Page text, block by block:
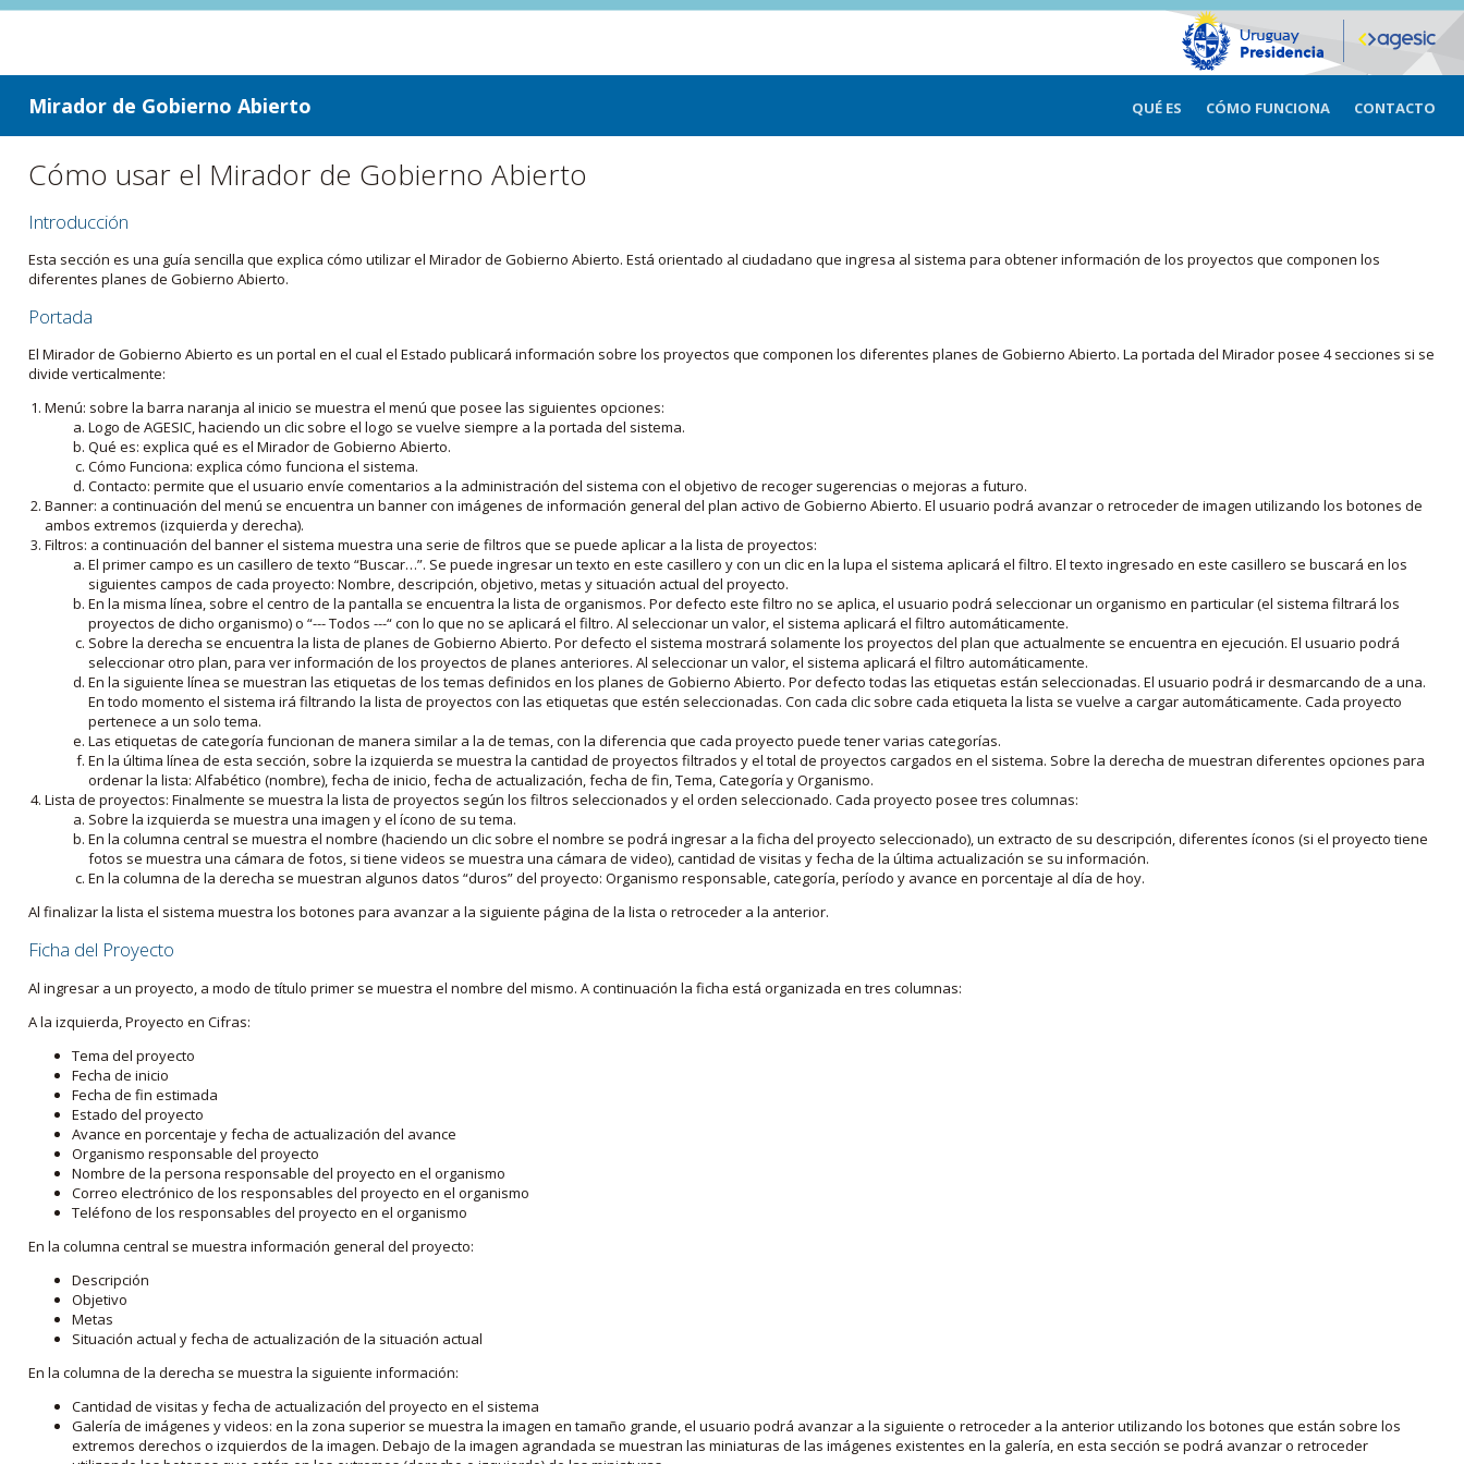
ir a contenido
ir al menú
Mirador de Gobierno Abierto QUÉ ES CÓMO FUNCIONA CONTACTO
Cómo usar el Mirador de Gobierno Abierto
Introducción
Esta sección es una guía sencilla que explica cómo utilizar el Mirador de Gobierno Abierto. Está orientado al ciudadano que ingresa al sistema para obtener información de los proyectos que componen los
diferentes planes de Gobierno Abierto.
Portada
El Mirador de Gobierno Abierto es un portal en el cual el Estado publicará información sobre los proyectos que componen los diferentes planes de Gobierno Abierto. La portada del Mirador posee 4 secciones si se
divide verticalmente:
Menú: sobre la barra naranja al inicio se muestra el menú que posee las siguientes opciones:
Logo de AGESIC, haciendo un clic sobre el logo se vuelve siempre a la portada del sistema.
Qué es: explica qué es el Mirador de Gobierno Abierto.
Cómo Funciona: explica cómo funciona el sistema.
Contacto: permite que el usuario envíe comentarios a la administración del sistema con el objetivo de recoger sugerencias o mejoras a futuro.
Banner: a continuación del menú se encuentra un banner con imágenes de información general del plan activo de Gobierno Abierto. El usuario podrá avanzar o retroceder de imagen utilizando los botones de
ambos extremos (izquierda y derecha).
Filtros: a continuación del banner el sistema muestra una serie de filtros que se puede aplicar a la lista de proyectos:
El primer campo es un casillero de texto “Buscar…”. Se puede ingresar un texto en este casillero y con un clic en la lupa el sistema aplicará el filtro. El texto ingresado en este casillero se buscará en los
siguientes campos de cada proyecto: Nombre, descripción, objetivo, metas y situación actual del proyecto.
En la misma línea, sobre el centro de la pantalla se encuentra la lista de organismos. Por defecto este filtro no se aplica, el usuario podrá seleccionar un organismo en particular (el sistema filtrará los
proyectos de dicho organismo) o “--- Todos ---“ con lo que no se aplicará el filtro. Al seleccionar un valor, el sistema aplicará el filtro automáticamente.
Sobre la derecha se encuentra la lista de planes de Gobierno Abierto. Por defecto el sistema mostrará solamente los proyectos del plan que actualmente se encuentra en ejecución. El usuario podrá
seleccionar otro plan, para ver información de los proyectos de planes anteriores. Al seleccionar un valor, el sistema aplicará el filtro automáticamente.
En la siguiente línea se muestran las etiquetas de los temas definidos en los planes de Gobierno Abierto. Por defecto todas las etiquetas están seleccionadas. El usuario podrá ir desmarcando de a una.
En todo momento el sistema irá filtrando la lista de proyectos con las etiquetas que estén seleccionadas. Con cada clic sobre cada etiqueta la lista se vuelve a cargar automáticamente. Cada proyecto
pertenece a un solo tema.
Las etiquetas de categoría funcionan de manera similar a la de temas, con la diferencia que cada proyecto puede tener varias categorías.
En la última línea de esta sección, sobre la izquierda se muestra la cantidad de proyectos filtrados y el total de proyectos cargados en el sistema. Sobre la derecha de muestran diferentes opciones para
ordenar la lista: Alfabético (nombre), fecha de inicio, fecha de actualización, fecha de fin, Tema, Categoría y Organismo.
Lista de proyectos: Finalmente se muestra la lista de proyectos según los filtros seleccionados y el orden seleccionado. Cada proyecto posee tres columnas:
Sobre la izquierda se muestra una imagen y el ícono de su tema.
En la columna central se muestra el nombre (haciendo un clic sobre el nombre se podrá ingresar a la ficha del proyecto seleccionado), un extracto de su descripción, diferentes íconos (si el proyecto tiene
fotos se muestra una cámara de fotos, si tiene videos se muestra una cámara de video), cantidad de visitas y fecha de la última actualización se su información.
En la columna de la derecha se muestran algunos datos “duros” del proyecto: Organismo responsable, categoría, período y avance en porcentaje al día de hoy.
Al finalizar la lista el sistema muestra los botones para avanzar a la siguiente página de la lista o retroceder a la anterior.
Ficha del Proyecto
Al ingresar a un proyecto, a modo de título primer se muestra el nombre del mismo. A continuación la ficha está organizada en tres columnas:
A la izquierda, Proyecto en Cifras:
Tema del proyecto
Fecha de inicio
Fecha de fin estimada
Estado del proyecto
Avance en porcentaje y fecha de actualización del avance
Organismo responsable del proyecto
Nombre de la persona responsable del proyecto en el organismo
Correo electrónico de los responsables del proyecto en el organismo
Teléfono de los responsables del proyecto en el organismo
En la columna central se muestra información general del proyecto:
Descripción
Objetivo
Metas
Situación actual y fecha de actualización de la situación actual
En la columna de la derecha se muestra la siguiente información:
Cantidad de visitas y fecha de actualización del proyecto en el sistema
Galería de imágenes y videos: en la zona superior se muestra la imagen en tamaño grande, el usuario podrá avanzar a la siguiente o retroceder a la anterior utilizando los botones que están sobre los
extremos derechos o izquierdos de la imagen. Debajo de la imagen agrandada se muestran las miniaturas de las imágenes existentes en la galería, en esta sección se podrá avanzar o retroceder